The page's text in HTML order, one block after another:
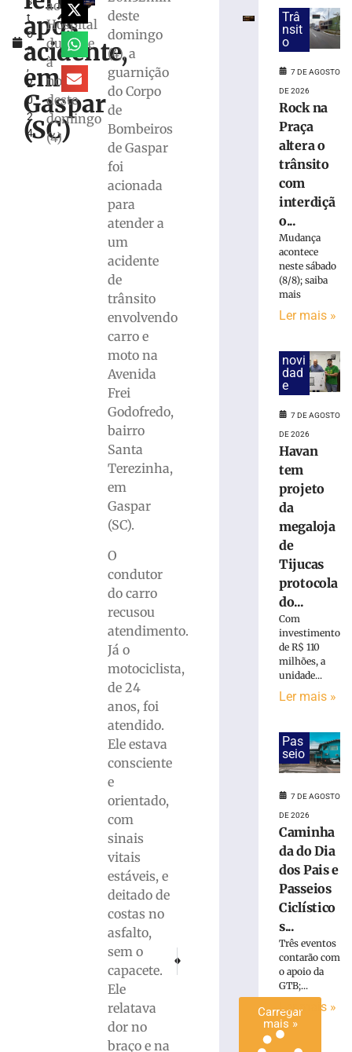
t
o
5
,
2
0
2
4
após
acidente,
em
Gaspar
(SC)
ao
Hospital
durante
à
noite
deste
domingo
(4)
deste
domingo
(4), a
guarnição
do Corpo
de
Bombeiros
de Gaspar
foi
acionada
para
atender a
um
acidente
de
trânsito
envolvendo
carro e
moto na
Avenida
Frei
Godofredo,
bairro
Santa
Terezinha,
em
Gaspar
(SC).
O
condutor
do carro
recusou
atendimento.
Já o
motociclista,
de 24
anos, foi
atendido.
Ele estava
consciente
e
orientado,
com
sinais
vitais
estáveis, e
deitado de
costas no
asfalto,
sem o
capacete.
Ele
relatava
dor no
braço e na
Caminhão e carro envolvem-se em
Fumaça em prédio mobiliza o Corpo de
parcialmente
submerso
mangue
mulher
suspeita
pessoas
exploração
sexual
Motociclista
morre
traseira
ônibus
durante
desembarque
passageira
Carregar
mais »
Trâ
nsit
o
7 DE AGOSTO
DE 2026
Rock na
Praça
altera o
trânsito
com
interdiçã
o...
Mudança
acontece
neste sábado
(8/8); saiba
mais
Ler mais »
novi
dad
e
7 DE AGOSTO
DE 2026
Havan
tem
projeto
da
megaloja
de
Tijucas
protocola
do...
Com
investimento
de R$ 110
milhões, a
unidade...
Ler mais »
Pas
seio
7 DE AGOSTO
DE 2026
Caminha
da do Dia
dos Pais e
Passeios
Ciclístico
s...
Três eventos
contarão com
o apoio da
GTB;...
Ler mais »